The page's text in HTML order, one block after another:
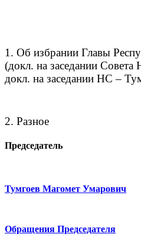
1. Об избрании Главы
(докл. на заседании Совета
докл. на заседании НС –
2. Разное
Председатель
Тумгоев Магомет Умарович
Обращения Председателя